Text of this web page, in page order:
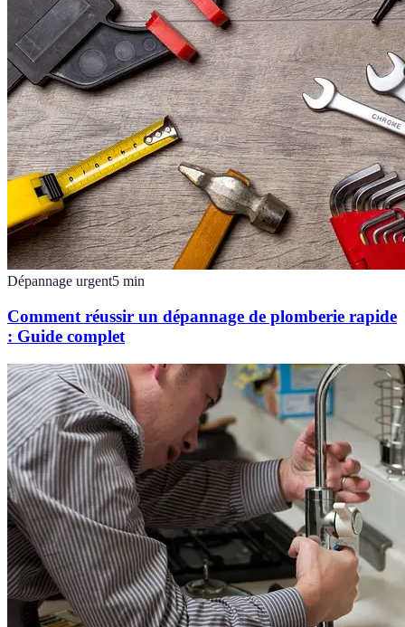
Dépannage urgent5 min
Comment réussir un dépannage de plomberie rapide
: Guide complet